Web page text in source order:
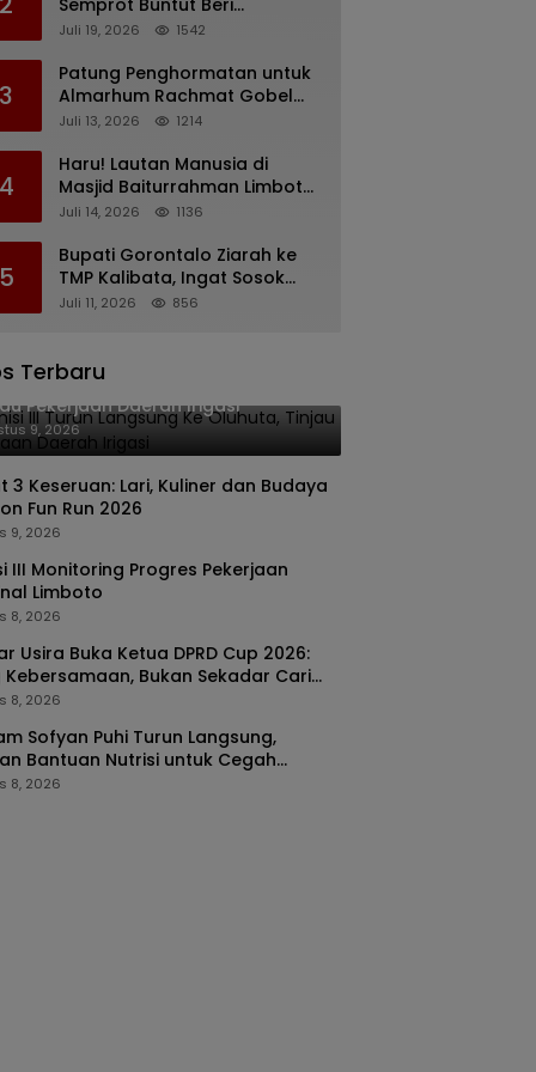
Semprot Buntut Beri
Pernyataan Soal Gaji CS
Nunggak
Juli 19, 2026 1542
3
Patung Penghormatan untuk
Almarhum Rachmat Gobel
Digagas, Ini Tiga Lokasi yang
Juli 13, 2026 1214
4
Haru! Lautan Manusia di
Masjid Baiturrahman Limboto,
Kirim Doa untuk Almarhum
Juli 14, 2026 1136
5
Bupati Gorontalo Ziarah ke
TMP Kalibata, Ingat Sosok
Rachmat Gobel
Juli 11, 2026 856
Terbaru
III Turun Langsung Ke Oluhuta,
Pekerjaan Daerah Irigasi
9, 2026
3 Keseruan: Lari, Kuliner dan Budaya
Fun Run 2026
9, 2026
III Monitoring Progres Pekerjaan
Limboto
8, 2026
Usira Buka Ketua DPRD Cup 2026:
Kebersamaan, Bukan Sekadar Cari
8, 2026
Sofyan Puhi Turun Langsung,
Bantuan Nutrisi untuk Cegah
di Tilango
8, 2026